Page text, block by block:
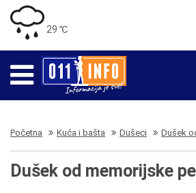
29 ℃
Početna Kuća i bašta Dušeci Dušek
Dušek od memorijske